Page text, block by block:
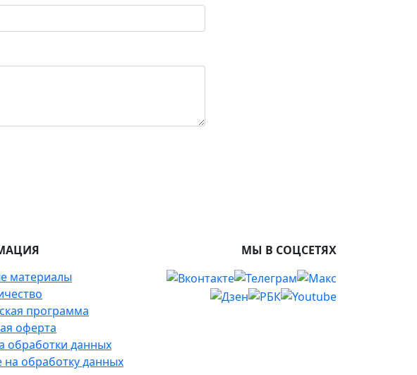
материалы
программа
оферта
обработки данных
на обработку данных
МЫ В СОЦСЕТЯХ